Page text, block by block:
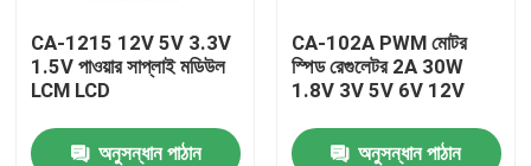
গুণমান নিয়ন্ত্রণ
আমাদের সাথে যোগাযোগ করুন
CA-1215 12V 5V 3.3V
1.5V পাওয়ার সাপ্লাই মডিউল
LCM LCD
অনুসন্ধান পাঠান
CA-102A PWM মোটর
স্পিড রেগুলেটর 2A 30W
1.8V 3V 5V 6V 12V
অনুসন্ধান পাঠান